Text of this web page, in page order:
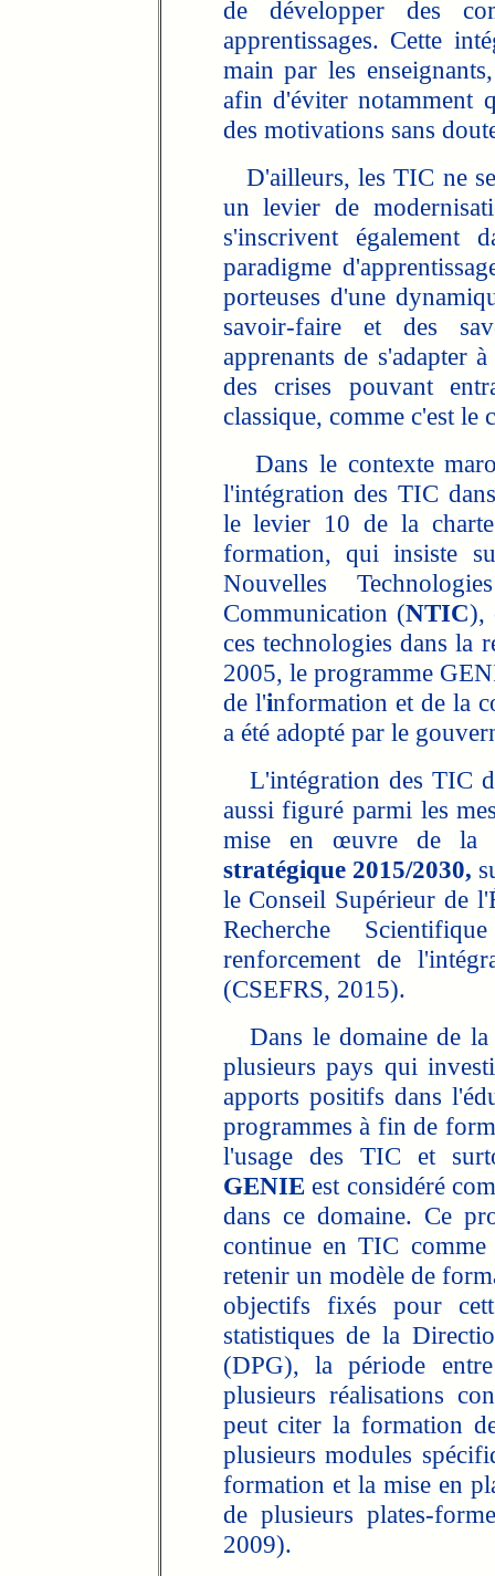
de développer des
apprentissages. Cette
main par les
afin d'éviter notamment
des motivations sans
D'ailleurs, les TIC ne
un levier de
s'inscrivent également
paradigme
porteuses d'une
savoir-faire et des
apprenants de s'adapter
des crises pouvant
classique, comme c'est le
Dans le contexte
l'intégration des TIC
le levier 10 de la
formation, qui insiste
Nouvelles
Communication (NTIC),
ces technologies dans la
2005, le programme
de l'information et de la
a été adopté par le
L'intégration des TIC
aussi figuré parmi les
mise en œuvre de la
stratégique 2015/2030,
le Conseil Supérieur de
Recherche
renforcement de
(CSEFRS, 2015).
Dans le domaine de la
plusieurs pays qui
apports positifs dans
programmes à fin de
l'usage des TIC et
GENIEest considéré
dans ce domaine. Ce
continue en TIC
retenir un modèle de
objectifs fixés pour
statistiques de la
(DPG), la période
plusieurs réalisations
peut citer la formation
plusieurs modules
formation et la mise en
de plusieurs plates-
2009).